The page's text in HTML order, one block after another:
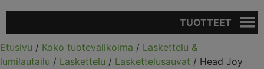
TUOTTEET
Etusivu / Koko tuotevalikoima / Laskettelu &
lumilautailu / Laskettelu / Laskettelusauvat / Head Joy